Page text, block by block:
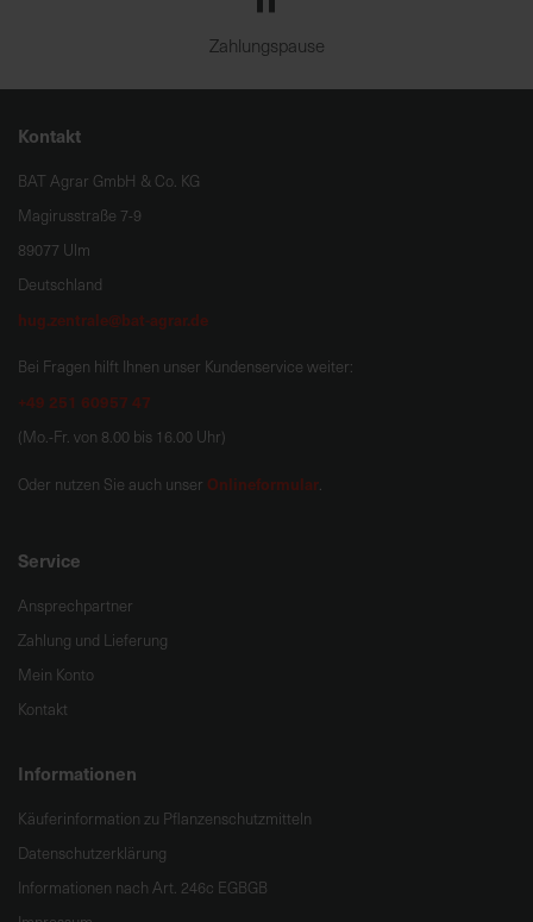
Zahlungspause
Kontakt
BAT Agrar GmbH & Co. KG
Magirusstraße 7-9
89077 Ulm
Deutschland
hug.zentrale@bat-agrar.de
Bei Fragen hilft Ihnen unser Kundenservice weiter:
+49 251 60957 47
(Mo.-Fr. von 8.00 bis 16.00 Uhr)
Oder nutzen Sie auch unser Onlineformular.
Service
Ansprechpartner
Zahlung und Lieferung
Mein Konto
Kontakt
Informationen
Käuferinformation zu Pflanzenschutzmitteln
Datenschutzerklärung
Informationen nach Art. 246c EGBGB